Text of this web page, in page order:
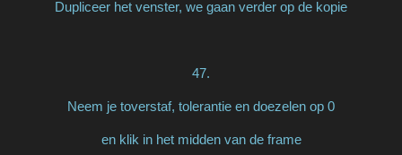
Dupliceer het venster, we gaan verder op de kopie
47.
Neem je toverstaf, tolerantie en doezelen op 0
en klik in het midden van de frame